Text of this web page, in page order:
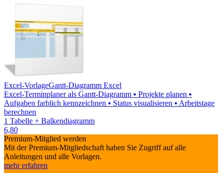
Excel-VorlageGantt-Diagramm Excel
Excel-Terminplaner als Gantt-Diagramm ▪ Projekte planen ▪
Aufgaben farblich kennzeichnen ▪ Status visualisieren ▪ Arbeitstage
berechnen
1 Tabelle + Balkendiagramm
6,80
Premium-Mitglied werden
Mit der Premium-Mitgliedschaft haben Sie Zugriff auf alle
Anleitungen und alle Vorlagen.
mehr erfahren